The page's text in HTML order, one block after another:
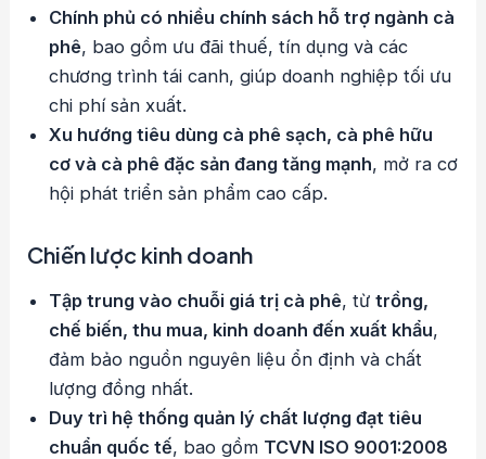
Chính phủ có nhiều chính sách hỗ trợ ngành cà
phê, bao gồm ưu đãi thuế, tín dụng và các
chương trình tái canh, giúp doanh nghiệp tối ưu
chi phí sản xuất.
Xu hướng tiêu dùng cà phê sạch, cà phê hữu
cơ và cà phê đặc sản đang tăng mạnh, mở ra cơ
hội phát triển sản phẩm cao cấp.
Chiến lược kinh doanh
Tập trung vào chuỗi giá trị cà phê, từtrồng,
chế biến, thu mua, kinh doanh đến xuất khẩu,
đảm bảo nguồn nguyên liệu ổn định và chất
lượng đồng nhất.
Duy trì hệ thống quản lý chất lượng đạt tiêu
chuẩn quốc tế, bao gồm TCVN ISO 9001:2008